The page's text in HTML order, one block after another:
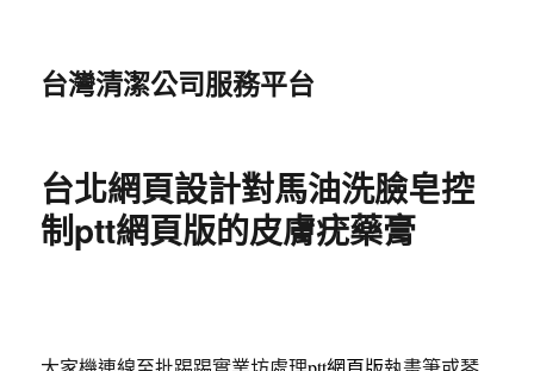
台灣清潔公司服務平台
台北網頁設計對馬油洗臉皂控
制ptt網頁版的皮膚疣藥膏